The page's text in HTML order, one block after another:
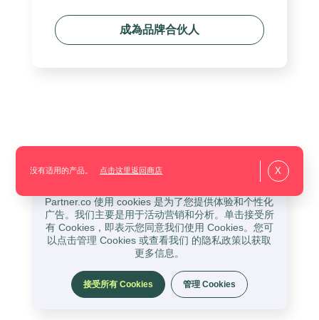
没有适用的产品。 点击这里返回商店 X
成為品牌合伙人
Partner.co 使用 cookies 是为了您提供体验和个性化
广告。我们主要是用于活动营销和分析。单击接受所
有 Cookies，即表示您同意我们使用 Cookies。您可
以点击管理 Cookies 或查看我们 的隐私政策以获取
更多信息。
接受所有 Cookies 管理 Cookies